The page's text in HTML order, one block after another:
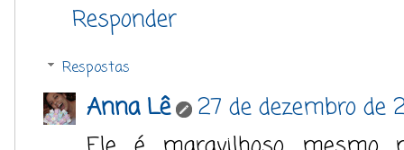
Responder
Respostas
Anna Lê
27 de dezembro de